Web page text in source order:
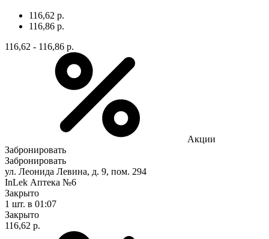
116,62 р.
116,86 р.
116,62 - 116,86 р.
Акции
Забронировать
Забронировать
ул. Леонида Левина, д. 9, пом. 294
InLek Аптека №6
Закрыто
1 шт. в 01:07
Закрыто
116,62 р.